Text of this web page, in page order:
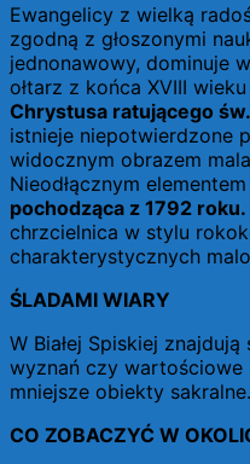
Ewangelicy z wielką
zgodną z głoszonymi
jednonawowy, dominuje
ołtarz z końca XVIII
Chrystusa ratującego
istnieje niepotwierdzone
widocznym obrazem
Nieodłącznym
pochodząca z 1792 roku.
chrzcielnica w stylu
charakterystycznych
ŚLADAMI WIARY
W Białej Spiskiej
wyznań czy
mniejsze obiekty sakralne.
CO ZOBACZYĆ W